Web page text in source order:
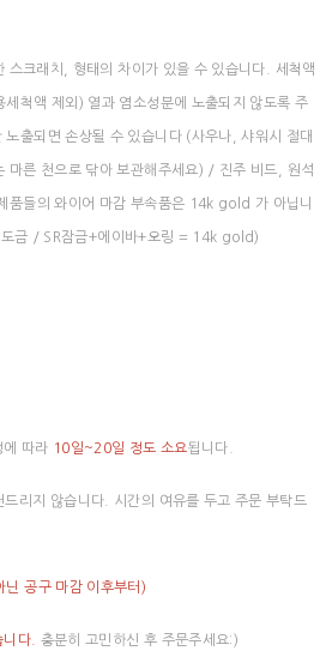
스크래치, 형태의 차이가 있을 수 있습니다. 세척액
세척액 제외) 열과 염소성분에 노출되지 않도록 주
출되면 손상될 수 있습니다 (사우나, 샤워시 절대
마른 천으로 닦아 보관해주세요) / 진주 비드, 원석
품들의 와이어 마감 부속품은 14k gold 가 아닙니
금 / SR잠금+에이바+오링 = 14k gold)
에 따라 10일~20일 정도 소요됩니다.
리지 않습니다. 시간의 여유를 두고 주문 부탁드
닌 공구 마감 이후부터)
다. 충분히 고민하신 후 주문주세요:)